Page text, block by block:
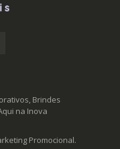
Brindes
na Inova
Promocional.